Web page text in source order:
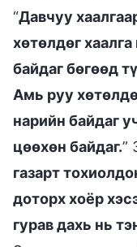
“Давчуу
хөтөлдөг
байдаг бөгөөд
Амь руу
нарийн байдаг
цөөхөн байдаг.”
газарт
доторх хоёр
гурав дахь нь